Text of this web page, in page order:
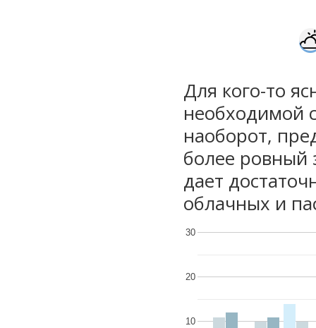
Для кого-то
необходимой
наоборот,
более ровный
дает
облачных и
10
20
30